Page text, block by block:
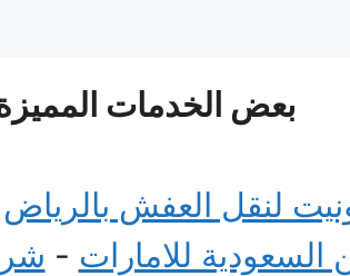
بعض الخدمات
لنقل العفش بالرياض
للامارات -